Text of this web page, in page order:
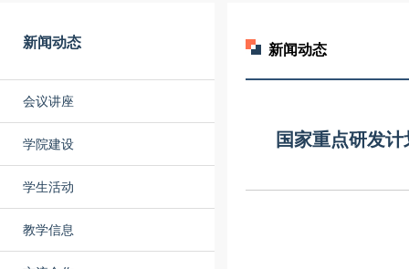
新闻动态
会议讲座
学院建设
学生活动
教学信息
新闻动态
国家重点研发